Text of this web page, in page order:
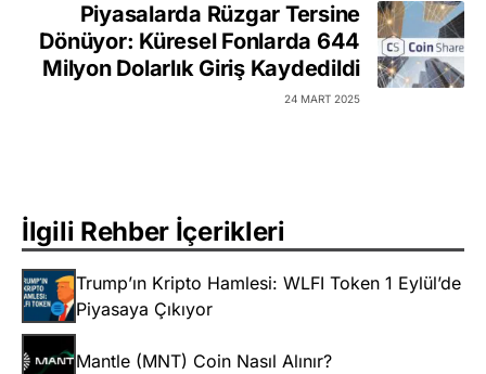
Piyasalarda Rüzgar Tersine
Dönüyor: Küresel Fonlarda 644
Milyon Dolarlık Giriş Kaydedildi
24 MART 2025
İlgili Rehber İçerikleri
Trump’ın Kripto Hamlesi: WLFI Token 1 Eylül’de
Piyasaya Çıkıyor
Mantle (MNT) Coin Nasıl Alınır?